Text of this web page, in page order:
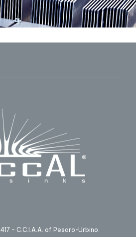
– C.C.I.A.A. of Pesaro-Urbino.